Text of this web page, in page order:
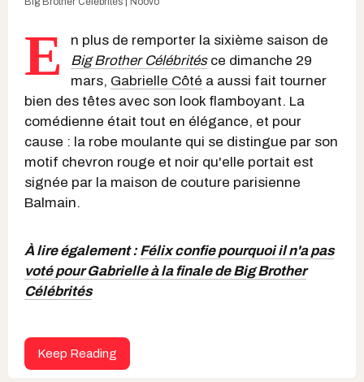
E
n plus de remporter la sixième saison de
Big Brother Célébritésce dimanche 29
mars, Gabrielle Côté a aussi fait tourner
bien des têtes avec son look flamboyant. La
comédienne était tout en élégance, et pour
cause : la robe moulante qui se distingue par son
motif chevron rouge et noir qu'elle portait est
signée par la maison de couture parisienne
Balmain.
À lire également :Félix confie pourquoi il n'a pas
voté pour Gabrielle à la finale de Big Brother
Célébrités
Keep Reading